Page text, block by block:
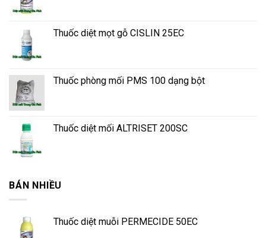
Thuốc diệt mọt gỗ CISLIN 25EC
Thuốc phòng mối PMS 100 dạng bột
Thuốc diệt mối ALTRISET 200SC
BÁN NHIỀU
Thuốc diệt muỗi PERMECIDE 50EC